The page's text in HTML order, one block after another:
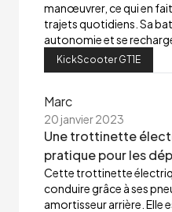
manœuvrer, ce qui en
trajets quotidiens. Sa
autonomie et se
KickScooter GT1E
Marc
20 janvier 2023
Une trottinette
pratique pour les
Cette trottinette
conduire grâce à ses
amortisseur arrière. Elle